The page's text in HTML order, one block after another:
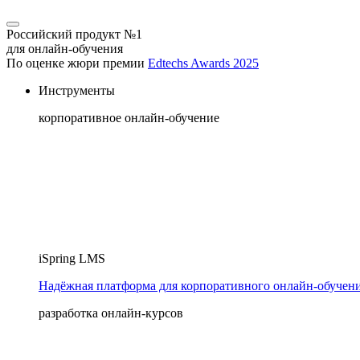
Российский продукт №1
для онлайн-обучения
По оценке жюри премии Edtechs Awards 2025
Инструменты
корпоративное онлайн-обучение
iSpring LMS
Надёжная платформа для корпоративного
разработка онлайн-курсов